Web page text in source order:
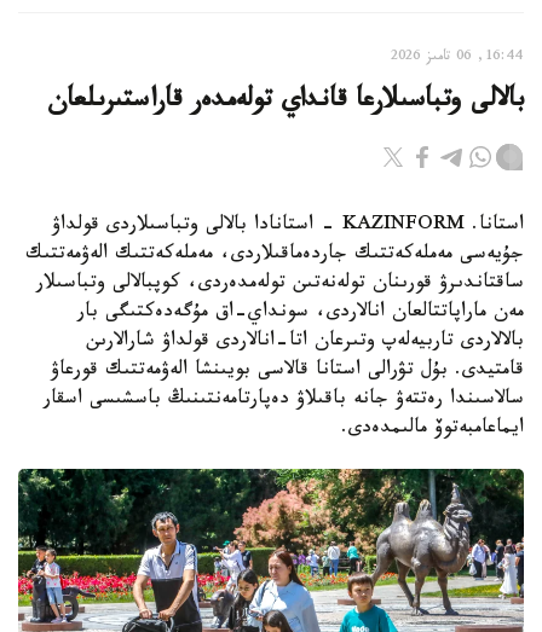
16:44, 06 تامىز 2026
بالالى وتباسىلارعا قانداي تولەمدەر قاراستىرىلعان
استانا. KAZINFORM - استانادا بالالى وتباسىلاردى قولداۋ
جۇيەسى مەملەكەتتىك جاردەماقىلاردى، مەملەكەتتىك الەۋمەتتىك
ساقتاندىرۋ قورىنان تولەنەتىن تولەمدەردى، كوپبالالى وتباسىلار
مەن ماراپاتتالعان انالاردى، سونداي-اق مۇگەدەكتىگى بار
بالالاردى تاربيەلەپ وتىرعان اتا-انالاردى قولداۋ شارالارىن
قامتيدى. بۇل تۋرالى استانا قالاسى بويىنشا الەۋمەتتىك قورعاۋ
سالاسىندا رەتتەۋ جانە باقىلاۋ دەپارتامەنتىنىڭ باسشىسى اسقار
ايماعامبەتوۆ مالىمدەدى.